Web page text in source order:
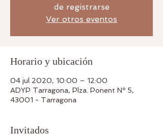
de registrarse
Ver otros eventos
Horario y ubicación
04 jul 2020, 10:00 – 12:00
ADYP Tarragona, Plza. Ponent Nº 5,
43001 - Tarragona
Invitados